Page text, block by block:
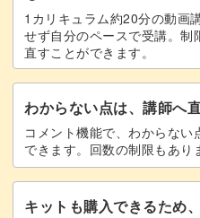
フレームの仕立て方を学ん
みませんか？
レッスンでお待ちしていま
1カリキュラム約20分の動画
せず自分のペースで受講。制
直すことができます。
わからない点は、講師へ
コメント機能で、わからない
できます。回数の制限もあり
キットも購入できるため